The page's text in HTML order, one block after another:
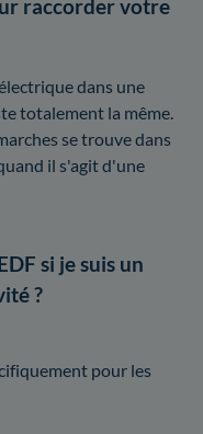
raccorder votre
dans une
totalement la même.
se trouve dans
il s'agit d'une
si je suis un
?
pour les